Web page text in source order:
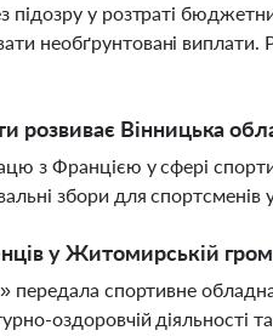
підозру у розтраті
необґрунтовані виплати.
розвиває Вінницька
з Францією у сфері
збори для спортсменів
у Житомирській
передала спортивне
оздоровчій діяльності